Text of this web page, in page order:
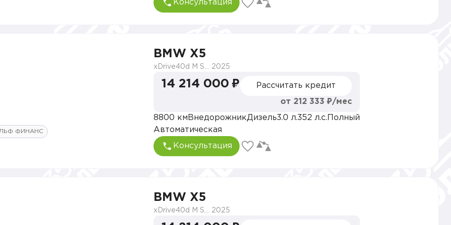
Консультация
ФИНАНС
BMW X5
2025
14 214 000 ₽ Рассчитать кредит
от 212 333 ₽/мес
8800 км ВнедорожникДизель3.0 л.352 л.с. Полный
Автоматическая
Консультация
BMW X5
2025